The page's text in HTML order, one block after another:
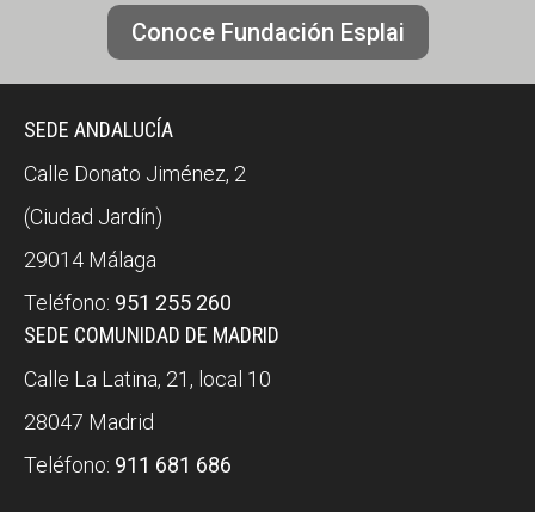
Conoce Fundación Esplai
SEDE ANDALUCÍA
Calle Donato Jiménez, 2
(Ciudad Jardín)
29014 Málaga
Teléfono: 951 255 260
SEDE COMUNIDAD DE MADRID
Calle La Latina, 21, local 10
28047 Madrid
Teléfono: 911 681 686